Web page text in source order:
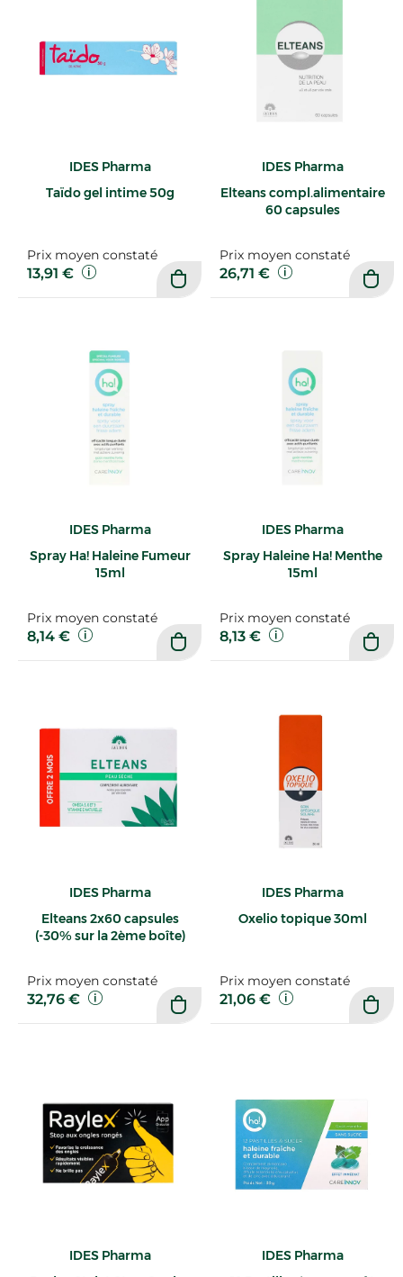
IDES Pharma
Taïdo gel intime 50g
Prix moyen constaté
13,91 €
IDES Pharma
Elteans compl.alimentaire
60 capsules
Prix moyen constaté
26,71 €
IDES Pharma
Spray Ha! Haleine Fumeur
15ml
Prix moyen constaté
8,14 €
IDES Pharma
Spray Haleine Ha! Menthe
15ml
Prix moyen constaté
8,13 €
IDES Pharma
Elteans 2x60 capsules
(-30% sur la 2ème boîte)
Prix moyen constaté
32,76 €
IDES Pharma
Oxelio topique 30ml
Prix moyen constaté
21,06 €
IDES Pharma
IDES Pharma